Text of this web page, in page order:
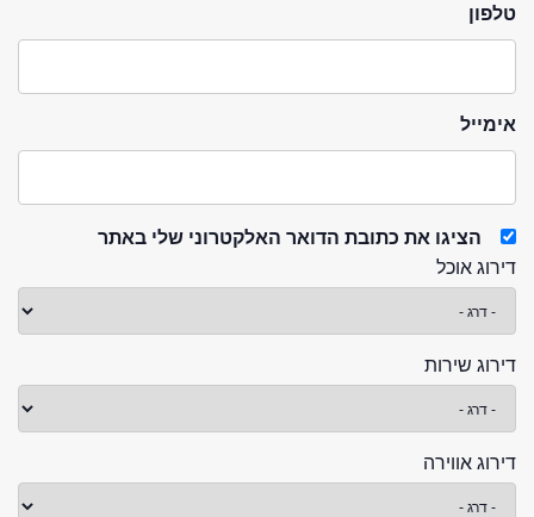
טלפון
אימייל
הציגו את כתובת הדואר האלקטרוני שלי באתר
דירוג אוכל
דירוג שירות
דירוג אווירה